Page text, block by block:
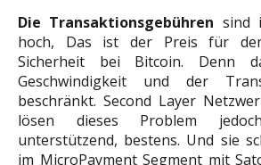
Die Transaktionsgebühren sind
hoch, Das ist der Preis für
Sicherheit bei Bitcoin. Denn
Geschwindigkeit und der
beschränkt. Second Layer
lösen dieses Problem
unterstützend, bestens. Und sie
im MicroPayment Segment mit